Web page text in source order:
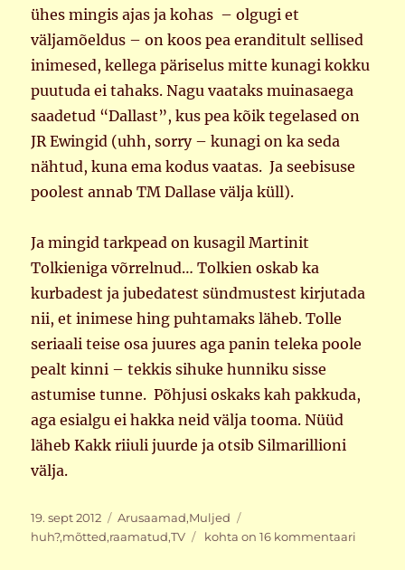
ühes mingis ajas ja kohas – olgugi et
väljamõeldus – on koos pea eranditult sellised
inimesed, kellega päriselus mitte kunagi kokku
puutuda ei tahaks. Nagu vaataks muinasaega
saadetud “Dallast”, kus pea kõik tegelased on
JR Ewingid (uhh, sorry – kunagi on ka seda
nähtud, kuna ema kodus vaatas. Ja seebisuse
poolest annab TM Dallase välja küll).
Ja mingid tarkpead on kusagil Martinit
Tolkieniga võrrelnud… Tolkien oskab ka
kurbadest ja jubedatest sündmustest kirjutada
nii, et inimese hing puhtamaks läheb. Tolle
seriaali teise osa juures aga panin teleka poole
pealt kinni – tekkis sihuke hunniku sisse
astumise tunne. Põhjusi oskaks kah pakkuda,
aga esialgu ei hakka neid välja tooma. Nüüd
läheb Kakk riiuli juurde ja otsib Silmarillioni
välja.
Postitatud
19. sept 2012 Rubriigid
Arusaamad,Muljed
huh?,mõtted,raamatud,TV Võeh
kohta on 16 kommentaari